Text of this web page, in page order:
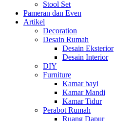
Stool Set
Pameran dan Even
Artikel
Decoration
Desain Rumah
Desain Eksterior
Desain Interior
DIY
Furniture
Kamar bayi
Kamar Mandi
Kamar Tidur
Perabot Rumah
Ruang Dapur